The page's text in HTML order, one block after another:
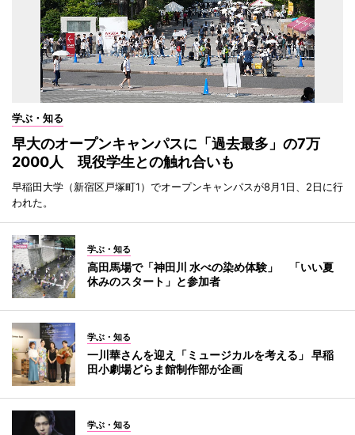
学ぶ・知る
早大のオープンキャンパスに「過去最多」の7万
2000人 現役学生との触れ合いも
早稲田大学（新宿区戸塚町1）でオープンキャンパスが8月1日、2日に行
われた。
学ぶ・知る
高田馬場で「神田川 水べの染め体験」 「いい夏
休みのスタート」と参加者
学ぶ・知る
一川華さんを迎え「ミュージカルを考える」 早稲
田小劇場どらま館制作部が企画
学ぶ・知る